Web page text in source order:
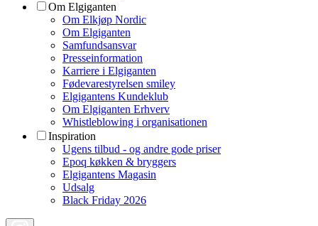
Om Elgiganten
Om Elkjøp Nordic
Om Elgiganten
Samfundsansvar
Presseinformation
Karriere i Elgiganten
Fødevarestyrelsen smiley
Elgigantens Kundeklub
Om Elgiganten Erhverv
Whistleblowing i organisationen
Inspiration
Ugens tilbud - og andre gode priser
Epoq køkken & bryggers
Elgigantens Magasin
Udsalg
Black Friday 2026